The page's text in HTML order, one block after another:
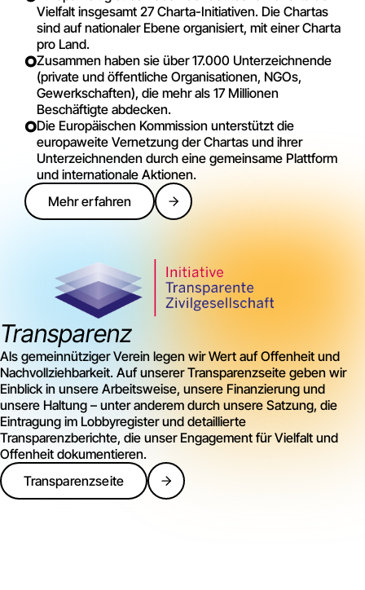
Vielfalt insgesamt 27 Charta-Initiativen. Die Chartas
sind auf nationaler Ebene organisiert, mit einer Charta
pro Land.
Zusammen haben sie über 17.000 Unterzeichnende
(private und öffentliche Organisationen, NGOs,
Gewerkschaften), die mehr als 17 Millionen
Beschäftigte abdecken.
Die Europäischen Kommission unterstützt die
europaweite Vernetzung der Chartas und ihrer
Unterzeichnenden durch eine gemeinsame Plattform
und internationale Aktionen.
Mehr erfahren
Transparenz
Als gemeinnütziger Verein legen wir Wert auf Offenheit und
Nachvollziehbarkeit. Auf unserer Transparenzseite geben wir
Einblick in unsere Arbeitsweise, unsere Finanzierung und
unsere Haltung – unter anderem durch unsere Satzung, die
Eintragung im Lobbyregister und detaillierte
Transparenzberichte, die unser Engagement für Vielfalt und
Offenheit dokumentieren.
Transparenzseite